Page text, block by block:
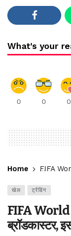
What's your
0 0 0
Home FIFA
खेल ट्रेंडिंग
FIFA World
ब्रॉडकास्टर,